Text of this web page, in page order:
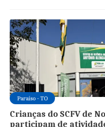
Paraíso - TO
Crianças do SCFV de
participam de